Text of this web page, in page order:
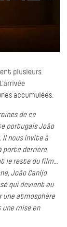
plusieurs
accumulées.
de ce
portugais João
Il nous invite à
porte derrière
le reste du film…
João Canijo
qui devient au
une atmosphère
mise en